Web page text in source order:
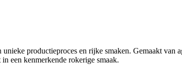
productieproces en rijke smaken. Gemaakt van
een kenmerkende rokerige smaak.